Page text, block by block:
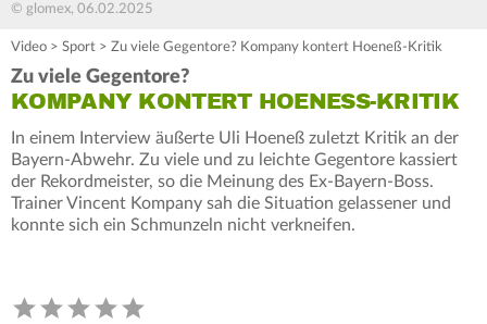
© glomex, 06.02.2025
Video > Sport > Zu viele Gegentore? Kompany kontert Hoeneß-Kritik
Zu viele Gegentore?
KOMPANY KONTERT HOENESS-KRITIK
In einem Interview äußerte Uli Hoeneß zuletzt Kritik an der
Bayern-Abwehr. Zu viele und zu leichte Gegentore kassiert
der Rekordmeister, so die Meinung des Ex-Bayern-Boss.
Trainer Vincent Kompany sah die Situation gelassener und
konnte sich ein Schmunzeln nicht verkneifen.